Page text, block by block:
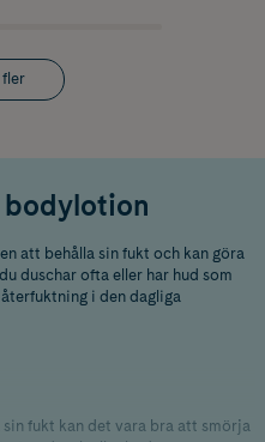
fler
bodylotion
att behålla sin fukt och kan göra
duschar ofta eller har hud som
i den dagliga
fukt kan det vara bra att smörja